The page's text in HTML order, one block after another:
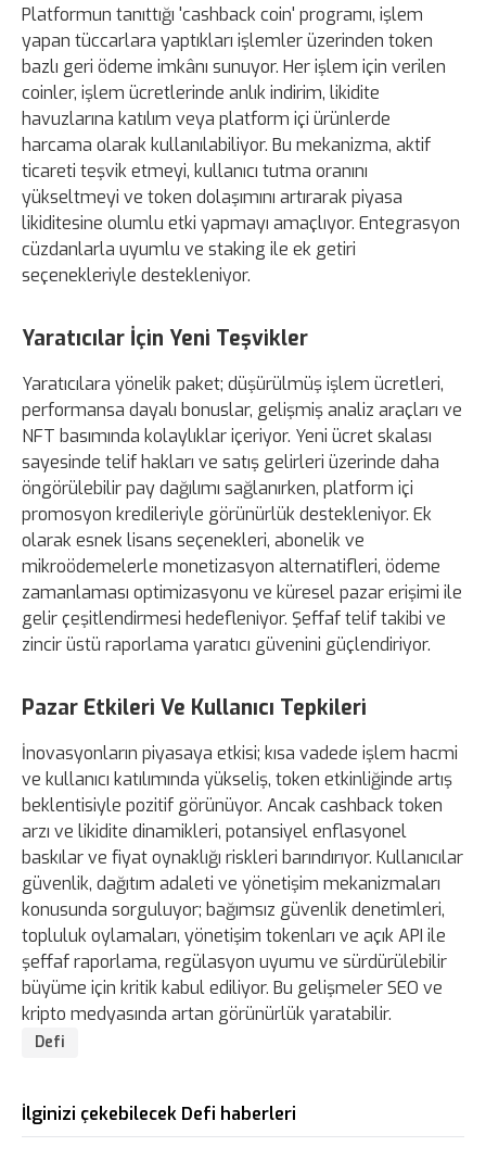
Platformun tanıttığı 'cashback coin' programı, işlem
yapan tüccarlara yaptıkları işlemler üzerinden token
bazlı geri ödeme imkânı sunuyor. Her işlem için verilen
coinler, işlem ücretlerinde anlık indirim, likidite
havuzlarına katılım veya platform içi ürünlerde
harcama olarak kullanılabiliyor. Bu mekanizma, aktif
ticareti teşvik etmeyi, kullanıcı tutma oranını
yükseltmeyi ve token dolaşımını artırarak piyasa
likiditesine olumlu etki yapmayı amaçlıyor. Entegrasyon
cüzdanlarla uyumlu ve staking ile ek getiri
seçenekleriyle destekleniyor.
Yaratıcılar İçin Yeni Teşvikler
Yaratıcılara yönelik paket; düşürülmüş işlem ücretleri,
performansa dayalı bonuslar, gelişmiş analiz araçları ve
NFT basımında kolaylıklar içeriyor. Yeni ücret skalası
sayesinde telif hakları ve satış gelirleri üzerinde daha
öngörülebilir pay dağılımı sağlanırken, platform içi
promosyon kredileriyle görünürlük destekleniyor. Ek
olarak esnek lisans seçenekleri, abonelik ve
mikroödemelerle monetizasyon alternatifleri, ödeme
zamanlaması optimizasyonu ve küresel pazar erişimi ile
gelir çeşitlendirmesi hedefleniyor. Şeffaf telif takibi ve
zincir üstü raporlama yaratıcı güvenini güçlendiriyor.
Pazar Etkileri Ve Kullanıcı Tepkileri
İnovasyonların piyasaya etkisi; kısa vadede işlem hacmi
ve kullanıcı katılımında yükseliş, token etkinliğinde artış
beklentisiyle pozitif görünüyor. Ancak cashback token
arzı ve likidite dinamikleri, potansiyel enflasyonel
baskılar ve fiyat oynaklığı riskleri barındırıyor. Kullanıcılar
güvenlik, dağıtım adaleti ve yönetişim mekanizmaları
konusunda sorguluyor; bağımsız güvenlik denetimleri,
topluluk oylamaları, yönetişim tokenları ve açık API ile
şeffaf raporlama, regülasyon uyumu ve sürdürülebilir
büyüme için kritik kabul ediliyor. Bu gelişmeler SEO ve
kripto medyasında artan görünürlük yaratabilir.
Defi
İlginizi çekebilecek Defi haberleri